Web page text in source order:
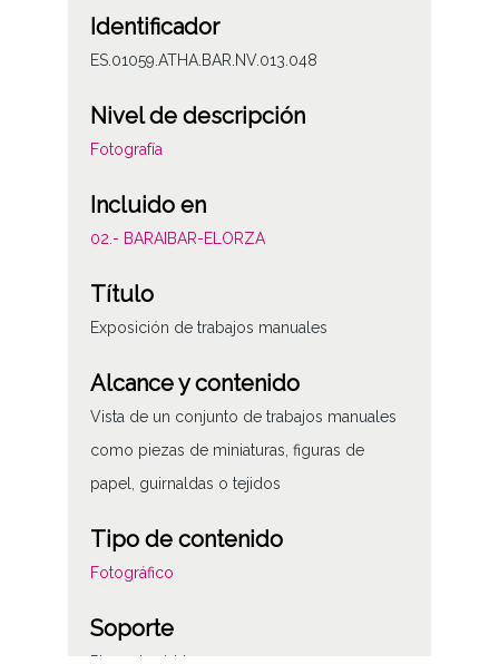
Identificador
ES.01059.ATHA.BAR.NV.013.048
Nivel de descripción
Fotografía
Incluido en
02.- BARAIBAR-ELORZA
Título
Exposición de trabajos manuales
Alcance y contenido
Vista de un conjunto de trabajos manuales
como piezas de miniaturas, figuras de
papel, guirnaldas o tejidos
Tipo de contenido
Fotográfico
Soporte